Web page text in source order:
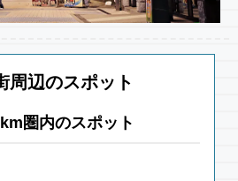
周辺のスポット
圏内のスポット